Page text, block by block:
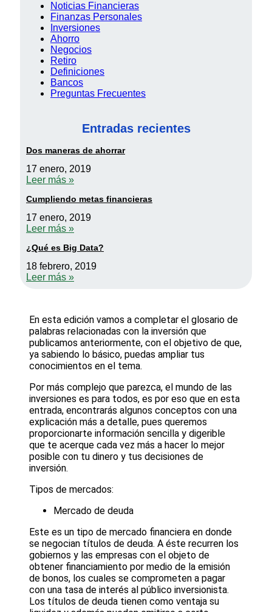
Noticias Financieras
Finanzas Personales
Inversiones
Ahorro
Negocios
Retiro
Definiciones
Bancos
Preguntas Frecuentes
Entradas recientes
Dos maneras de ahorrar
17 enero, 2019
Leer más »
Cumpliendo metas financieras
17 enero, 2019
Leer más »
¿Qué es Big Data?
18 febrero, 2019
Leer más »
En esta edición vamos a completar el glosario de
palabras relacionadas con la inversión que
publicamos anteriormente, con el objetivo de que,
ya sabiendo lo básico, puedas ampliar tus
conocimientos en el tema.
Por más complejo que parezca, el mundo de las
inversiones es para todos, es por eso que en esta
entrada, encontrarás algunos conceptos con una
explicación más a detalle, pues queremos
proporcionarte información sencilla y digerible
que te acerque cada vez más a hacer lo mejor
posible con tu dinero y tus decisiones de
inversión.
Tipos de mercados:
Mercado de deuda
Este es un tipo de mercado financiera en donde
se negocian títulos de deuda. A éste recurren los
gobiernos y las empresas con el objeto de
obtener financiamiento por medio de la emisión
de bonos, los cuales se comprometen a pagar
con una tasa de interés al público inversionista.
Los títulos de deuda tienen como ventaja su